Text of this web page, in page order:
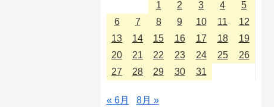
1 2 3 4
5
6
7 8 9 10 11
12
13
14 15 16 17 18
19
20
21 22 23 24 25
26
27
28 29 30 31
« 6月 8月 »